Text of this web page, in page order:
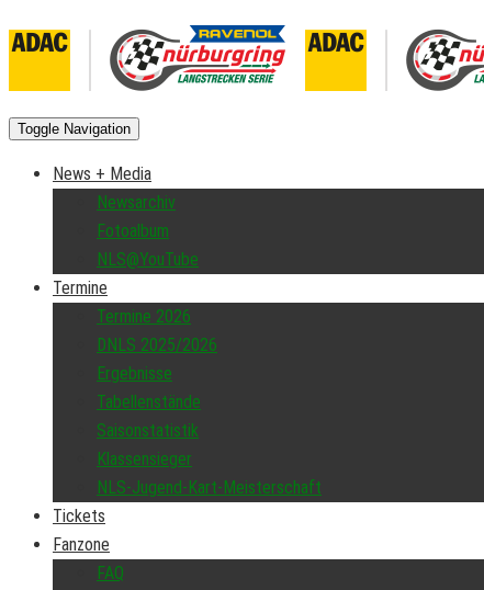
Toggle Navigation
News + Media
Newsarchiv
Fotoalbum
NLS@YouTube
Termine
Termine 2026
DNLS 2025/2026
Ergebnisse
Tabellenstände
Saisonstatistik
Klassensieger
NLS-Jugend-Kart-Meisterschaft
Tickets
Fanzone
FAQ